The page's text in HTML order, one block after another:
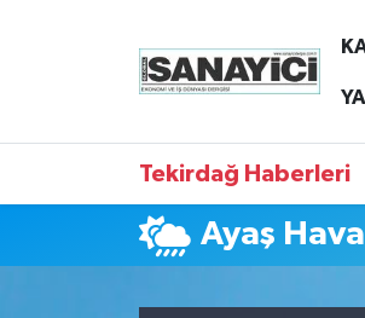
Tekirdağ Haberleri
Ayaş
Tekirdağ Nöbetçi Eczaneler
Tekirdağ Namaz Vakitleri